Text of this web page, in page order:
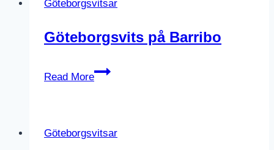
Göteborgsvitsar
Göteborgsvits på Barribo
Read More
Göteborgsvits
Göteborgsvitsar